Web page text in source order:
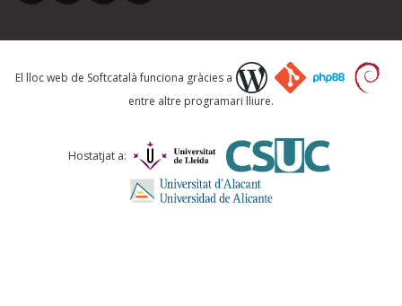
Què proposeu?
Comentari *
El lloc web de Softcatalà funciona gràcies a
entre altre programari lliure.
Hostatjat a: